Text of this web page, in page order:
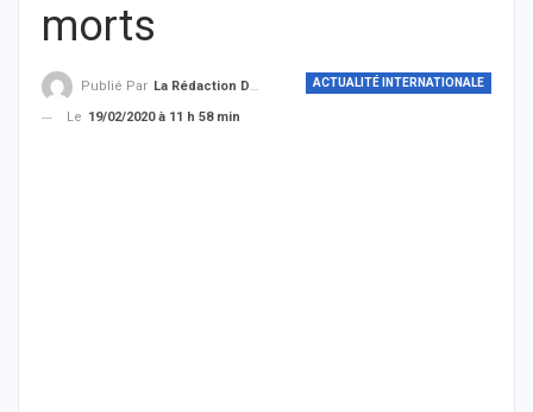
morts
ACTUALITÉ INTERNATIONALE
Publié Par La Rédaction De THIEYSENEGAL.com
Le 19/02/2020 à 11 h 58 min